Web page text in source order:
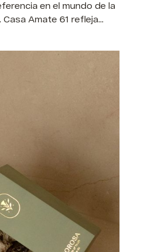
en el mundo de la
Amate 61 refleja...